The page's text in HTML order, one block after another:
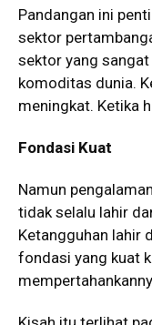
Pandangan ini
sektor
sektor yang
komoditas dunia.
meningkat. Ketika
Fondasi Kuat
Namun
tidak selalu lahir
Ketangguhan lahir
fondasi yang kuat